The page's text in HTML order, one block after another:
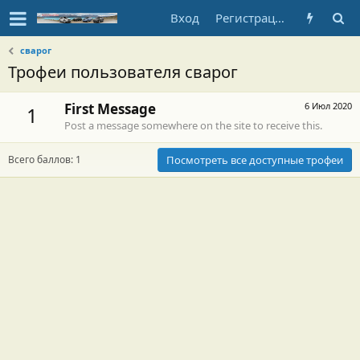
Вход Регистрация
сварог
Трофеи пользователя сварог
1 6 Июл 2020
First Message
Post a message somewhere on the site to receive this.
Всего баллов: 1 Посмотреть все доступные трофеи